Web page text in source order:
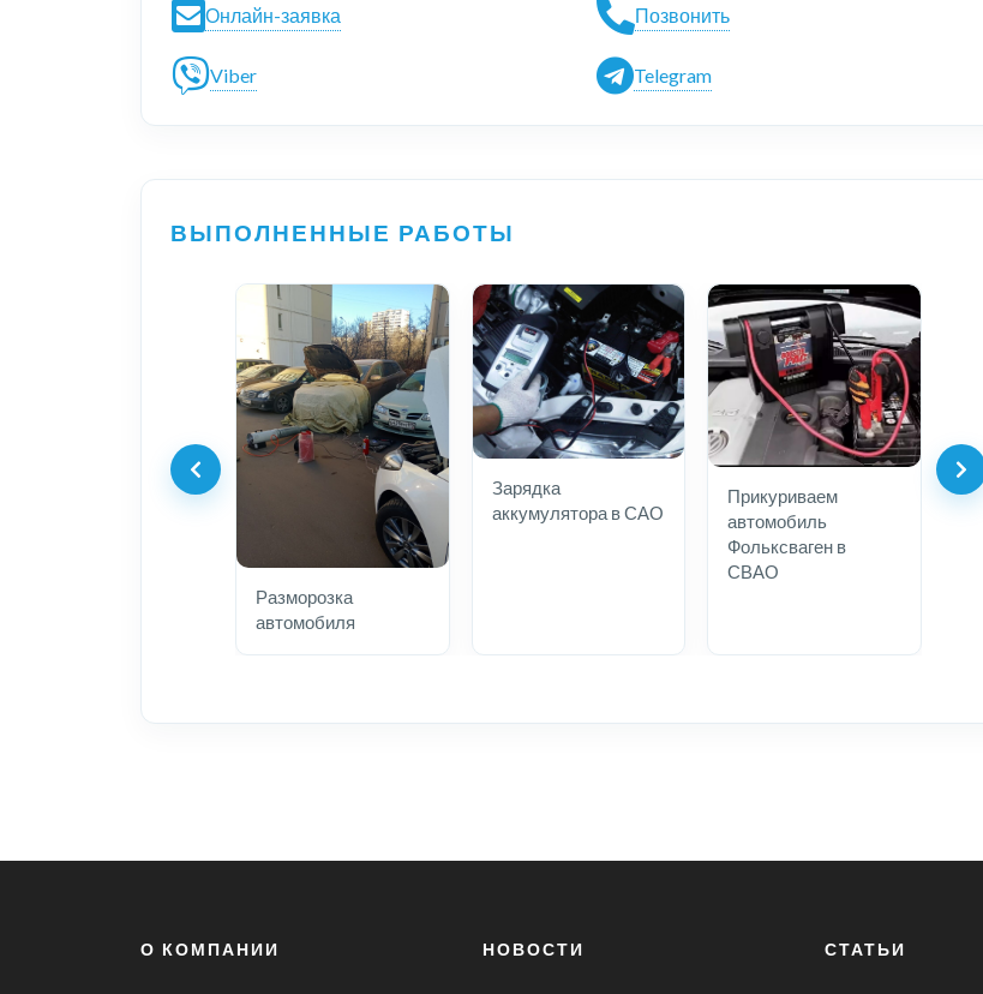
Онлайн-заявка Позвонить
Viber Telegram
ВЫПОЛНЕННЫЕ РАБОТЫ
Разморозка
автомобиля
Зарядка
аккумулятора в САО
Прикуриваем
автомобиль
Фольксваген в
СВАО
О КОМПАНИИ НОВОСТИ СТАТЬИ